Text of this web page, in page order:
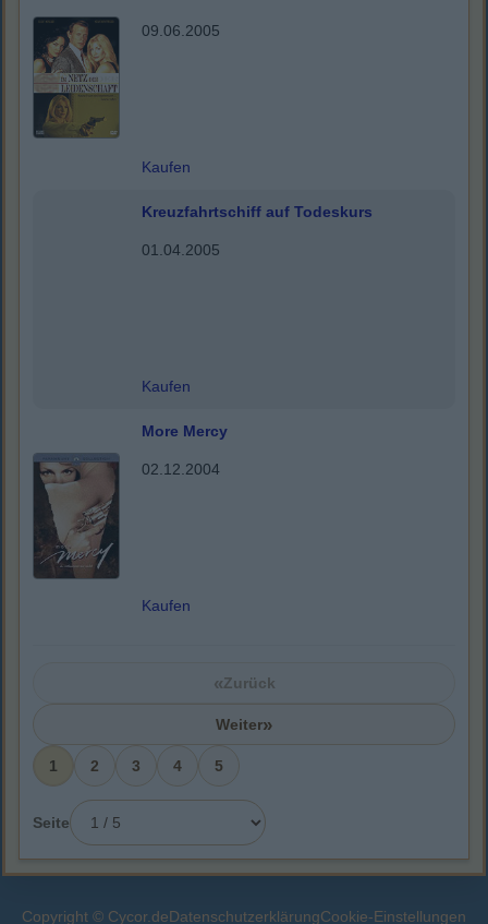
09.06.2005
Kaufen
Kreuzfahrtschiff auf Todeskurs
01.04.2005
Kaufen
More Mercy
02.12.2004
Kaufen
«Zurück
1 2 3 4 5
Weiter»
Seite
Copyright © Cycor.deDatenschutzerklärungCookie-Einstellungen